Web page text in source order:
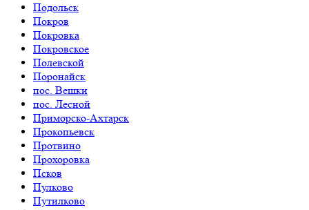
Подольск
Покров
Покровка
Покровское
Полевской
Поронайск
пос. Вешки
пос. Лесной
Приморско-Ахтарск
Прокопьевск
Протвино
Прохоровка
Псков
Пулково
Путилково